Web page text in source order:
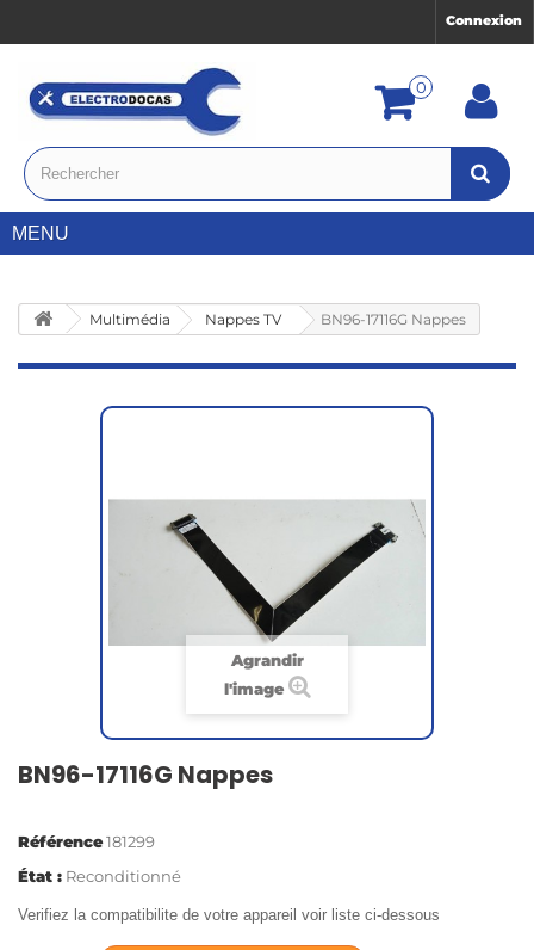
Connexion
0
MENU
Multimédia Nappes TV BN96-17116G Nappes
Agrandir
l'image
BN96-17116G Nappes
Référence181299
État : Reconditionné
Verifiez la compatibilite de votre appareil voir liste ci-dessous